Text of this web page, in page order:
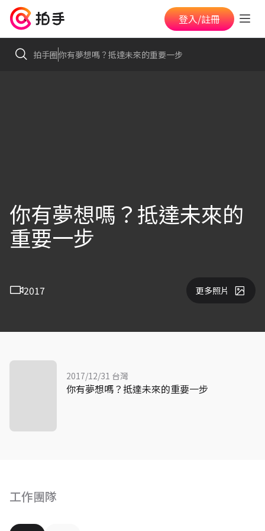
登入/註冊
拍手圈你有夢想嗎？抵達未來的重要一步
你有夢想嗎？抵達未來的
重要一步
2017 更多照片
工作團隊
2017/12/31 台灣
你有夢想嗎？抵達未來的重要一步